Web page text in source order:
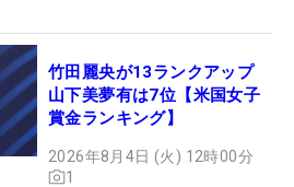
竹田麗央が13ランクアップ
山下美夢有は7位【米国女子
賞金ランキング】
2026年8月4日 (火) 12時00分
1